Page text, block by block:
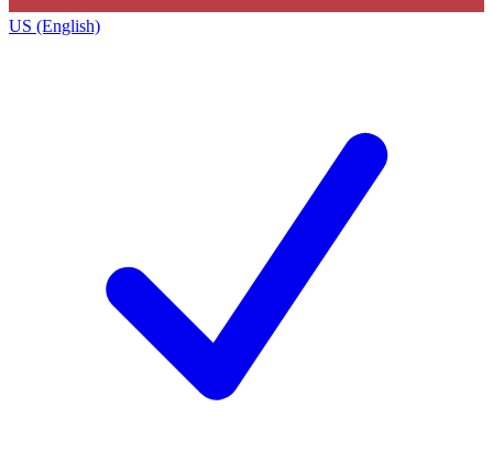
US (English)